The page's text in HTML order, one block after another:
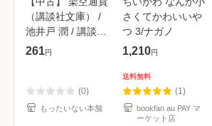
（講談社文庫） /
池井戸 潤 / 講談社
[文庫]【メール便送
261円
(0)
もったいない本舗
さくてかわいいや
つ 3/ナガノ
1,210円
送料無料
(1)
bookfan au PAY マ
ーケット店